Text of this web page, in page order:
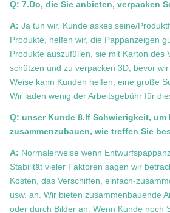
Q: 7.Do, die Sie anbieten, verpacken
A: Ja tun wir. Kunde askes seine/
Produkte, helfen wir, die Pappanzeigen
Produkte auszufüllen, sie mit Karton des
schützen und zu verpacken 3D, bevor
Weise kann Kunden helfen, eine große
Wir laden wenig der Arbeitsgebühr für
Q: unser Kunde 8.If Schwierigkeit, um
zusammenzubauen, wie treffen Sie
A: Normalerweise wenn
Stabilität vieler Faktoren sagen wir
Kosten, das Verschiffen, einfach-
usw. an. Wir bieten zusammenbauende
oder durch Bilder an. Wenn Kunde noch